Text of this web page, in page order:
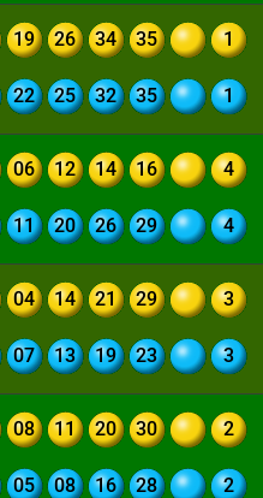
19 26 34 35 1
22 25 32 35 1
06 12 14 16 4
11 20 26 29 4
04 14 21 29 3
07 13 19 23 3
08 11 20 30 2
05 08 16 28 2